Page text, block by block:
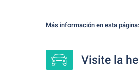
Más información en esta página:
Visite la